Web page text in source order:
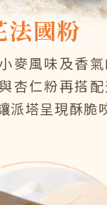
法國粉
麥風味及香
杏仁粉再搭
派塔呈現酥脆